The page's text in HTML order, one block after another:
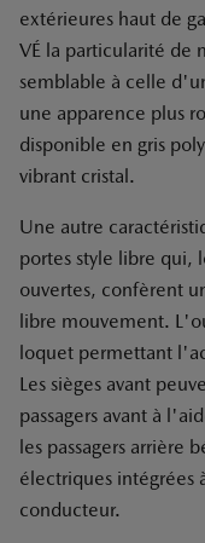
extérieures haut de
VÉ la particularité de
semblable à celle
une apparence plus
disponible en gris
vibrant cristal.
Une autre
portes style libre qui,
ouvertes, confèrent
libre mouvement.
loquet permettant
Les sièges avant
passagers avant à
les passagers arrière
électriques intégrées
conducteur.